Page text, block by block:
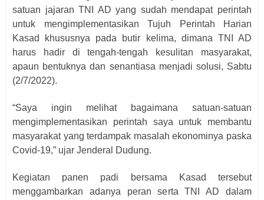
satuan jajaran TNI AD yang sudah mendapat perintah
untuk mengimplementasikan Tujuh Perintah Harian
Kasad khususnya pada butir kelima, dimana TNI AD
harus hadir di tengah-tengah kesulitan masyarakat,
apaun bentuknya dan senantiasa menjadi solusi, Sabtu
(2/7/2022).
“Saya ingin melihat bagaimana satuan-satuan
mengimplementasikan perintah saya untuk membantu
masyarakat yang terdampak masalah ekonominya paska
Covid-19,” ujar Jenderal Dudung.
Kegiatan panen padi bersama Kasad tersebut
menggambarkan adanya peran serta TNI AD dalam